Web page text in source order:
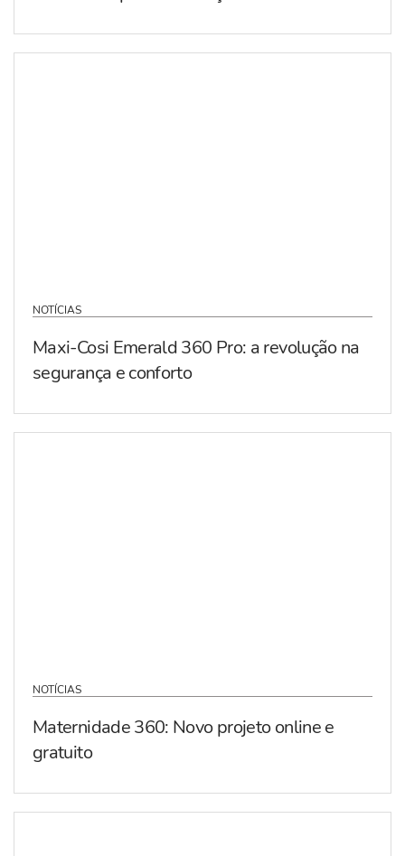
NOTÍCIAS
Maxi-Cosi Emerald 360 Pro: a revolução na
segurança e conforto
NOTÍCIAS
Maternidade 360: Novo projeto online e
gratuito